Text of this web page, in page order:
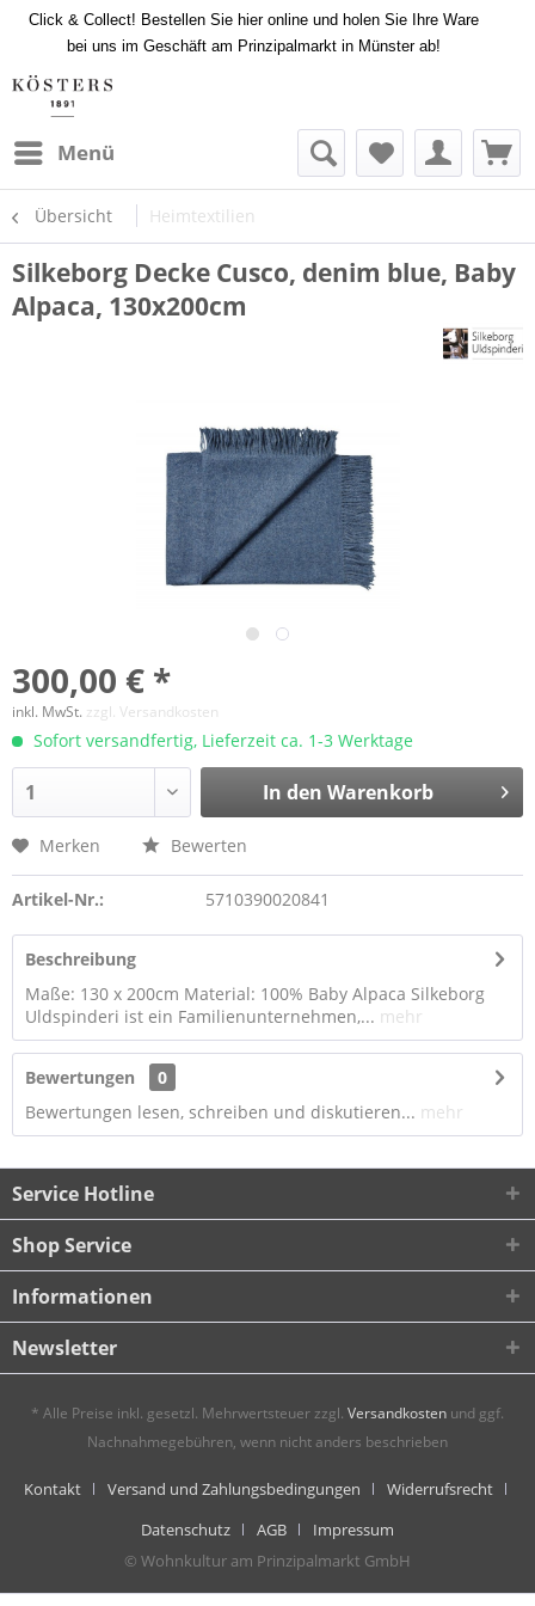
Click & Collect! Bestellen Sie hier online und holen Sie Ihre Ware
bei uns im Geschäft am Prinzipalmarkt in Münster ab!
Menü
Übersicht Heimtextilien
Silkeborg Decke Cusco, denim blue, Baby
Alpaca, 130x200cm
300,00 € *
inkl. MwSt. zzgl. Versandkosten
Sofort versandfertig, Lieferzeit ca. 1-3 Werktage
In den Warenkorb
Merken Bewerten
Artikel-Nr.: 5710390020841
Beschreibung
Maße: 130 x 200cm Material: 100% Baby Alpaca Silkeborg
Uldspinderi ist ein Familienunternehmen,... mehr
Bewertungen
0
Bewertungen lesen, schreiben und diskutieren... mehr
Service Hotline
Shop Service
Informationen
Newsletter
* Alle Preise inkl. gesetzl. Mehrwertsteuer zzgl. Versandkosten und ggf.
Nachnahmegebühren, wenn nicht anders beschrieben
Kontakt Versand und Zahlungsbedingungen
Widerrufsrecht
Datenschutz
AGB
Impressum
© Wohnkultur am Prinzipalmarkt GmbH